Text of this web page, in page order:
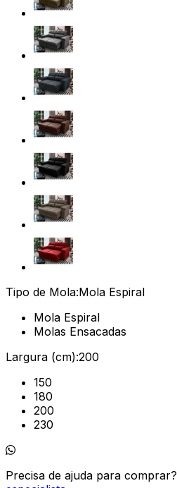
Tipo de Mola:Mola Espiral
Mola Espiral
Molas Ensacadas
Largura (cm):200
150
180
200
230
Precisa de ajuda para comprar?